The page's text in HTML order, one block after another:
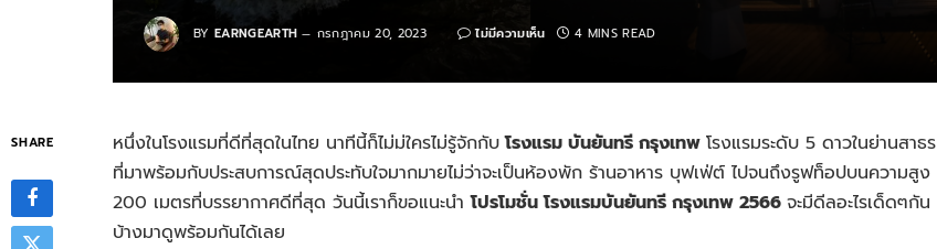
BY EARNGEARTH กรกฎาคม 20, 2023 ไม่มีความเห็น 4 MINS READ
SHARE หนึ่งในโรงแรมที่ดีที่สุดในไทย นาทีนี้ก็ไม่ม่ใครไม่รู้จักกับโรงแรม บันยันทรี กรุงเทพ โรงแรมระดับ 5 ดาวในย่านสาธร
ที่มาพร้อมกับประสบการณ์สุดประทับใจมากมายไม่ว่าจะเป็นห้องพัก ร้านอาหาร บุฟเฟ่ต์ ไปจนถึงรูฟท็อปบนความสูง
200 เมตรที่บรรยากาศดีที่สุด วันนี้เราก็ขอแนะนำโปรโมชั่น โรงแรมบันยันทรี กรุงเทพ 2566 จะมีดีลอะไรเด็ดๆกัน
บ้างมาดูพร้อมกันได้เลย